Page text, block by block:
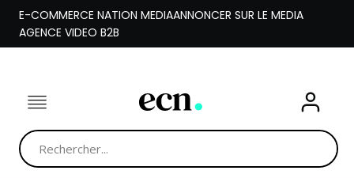
Aller
contenu
E-COMMERCE NATION MEDIAANNONCER SUR LE MEDIA
AGENCE VIDEO B2B